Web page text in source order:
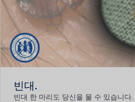
빈대.
빈대 한 마리도 당신을 물 수 있습니다.